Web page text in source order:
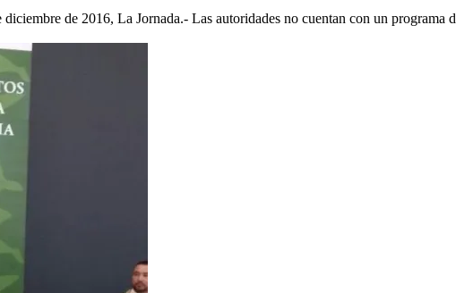
de 2016, La Jornada.- Las autoridades no cuentan con un programa